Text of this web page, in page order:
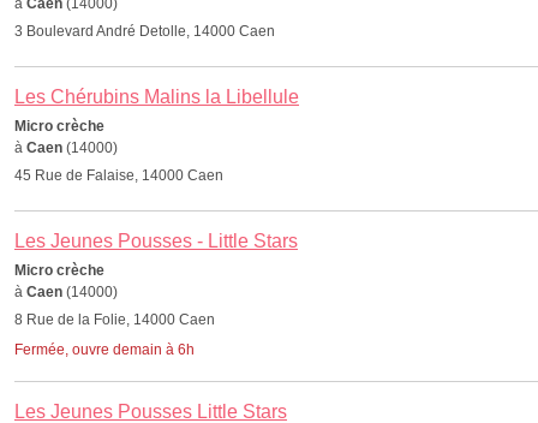
à Caen (14000)
3 Boulevard André Detolle, 14000 Caen
Les Chérubins Malins la Libellule
Micro crèche
à Caen (14000)
45 Rue de Falaise, 14000 Caen
Les Jeunes Pousses - Little Stars
Micro crèche
à Caen (14000)
8 Rue de la Folie, 14000 Caen
Fermée, ouvre demain à 6h
Les Jeunes Pousses Little Stars